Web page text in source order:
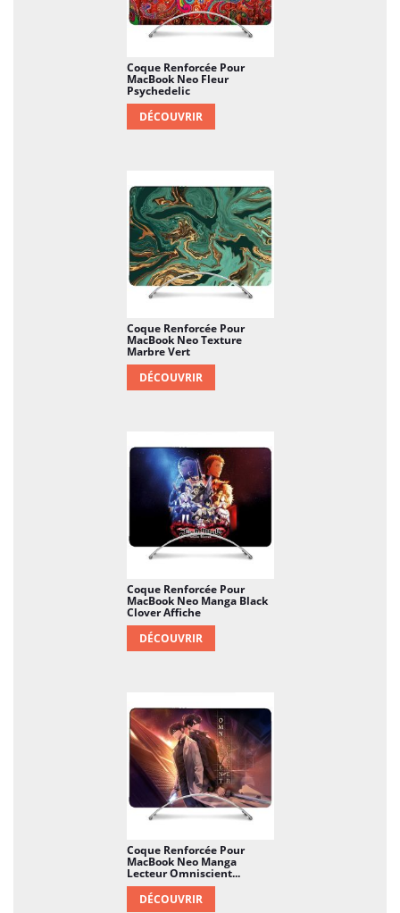
Coque Renforcée Pour
MacBook Neo Fleur
Psychedelic
DÉCOUVRIR
Coque Renforcée Pour
MacBook Neo Texture
Marbre Vert
DÉCOUVRIR
Coque Renforcée Pour
MacBook Neo Manga Black
Clover Affiche
DÉCOUVRIR
Coque Renforcée Pour
MacBook Neo Manga
Lecteur Omniscient...
DÉCOUVRIR